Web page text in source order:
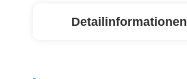
Detailinformationen